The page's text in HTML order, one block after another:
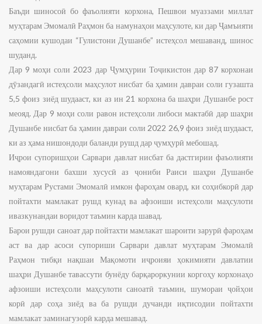
Баъди шиносоӣ бо фаъолияти корхона, Пешвои муаззами миллат
муҳтарам Эмомалӣ Раҳмон ба намунаҳои маҳсулоте, ки дар Ҷамъияти
саҳомии кушодаи “Гулистони Душанбе” истеҳсол мешаванд, шинос
шуданд.
Дар 9 моҳи соли 2023 дар Ҷумҳурии Тоҷикистон дар 87 корхонаи
дӯзандагӣ истеҳсоли маҳсулот нисбат ба ҳамин давраи соли гузашта
5,5 фоиз зиёд шудааст, ки аз ин 21 корхона ба шаҳри Душанбе рост
меояд. Дар 9 моҳи соли равон истеҳсоли либоси мактабӣ дар шаҳри
Душанбе нисбат ба ҳамин давраи соли 2022 26,9 фоиз зиёд шудааст,
ки аз ҳама нишондоди баланди рушд дар ҷумҳурӣ мебошад.
Иҷрои супоришҳои Сарвари давлат нисбат ба дастгирии фаъолияти
намояндагони бахши хусусӣ аз ҷониби Раиси шаҳри Душанбе
муҳтарам Рустами Эмомалӣ имкон фароҳам овард, ки соҳибкорӣ дар
пойтахти мамлакат рушд кунад ва афзоиши истеҳсоли маҳсулоти
ивазкунандаи воридот таъмин карда шавад.
Барои рушди саноат дар пойтахти мамлакат шароити зарурӣ фароҳам
аст ва дар асоси супориши Сарвари давлат муҳтарам Эмомалӣ
Раҳмон тибқи нақшаи Мақомоти иҷроияи ҳокимияти давлатии
шаҳри Душанбе тавассути бунёду барқароркунии коргоҳу корхонаҳо
афзоиши истеҳсоли маҳсулоти саноатӣ таъмин, шумораи ҷойҳои
корӣ дар соҳа зиёд ва ба рушди дучанди иқтисодии пойтахти
мамлакат заминагузорӣ карда мешавад.